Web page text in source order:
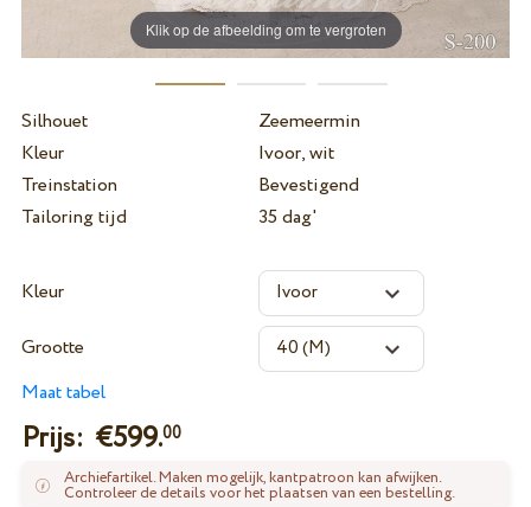
Klik op de afbeelding om te vergroten
Silhouet
Zeemeermin
Kleur
Ivoor, wit
Treinstation
Bevestigend
Tailoring tijd
35 dag'
Kleur
Grootte
Maat tabel
Prijs: €599.00
Archiefartikel. Maken mogelijk, kantpatroon kan afwijken.
Controleer de details voor het plaatsen van een bestelling.